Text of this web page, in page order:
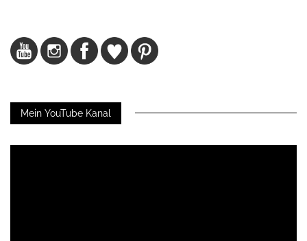
Mein YouTube Kanal